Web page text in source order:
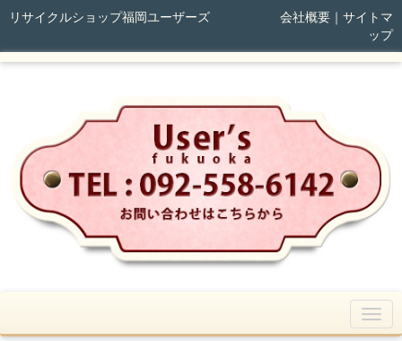
リサイクルショップ福岡ユーザーズ 会社概要｜ サイトマ
ップ